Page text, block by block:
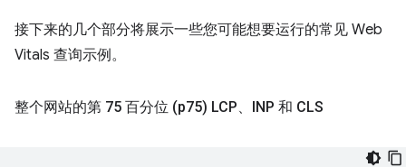
接下来的几个部分将展示一些您可能想要运行的常见 Web
Vitals 查询示例。
整个网站的第 75 百分位 (p75) LCP、INP 和 CLS